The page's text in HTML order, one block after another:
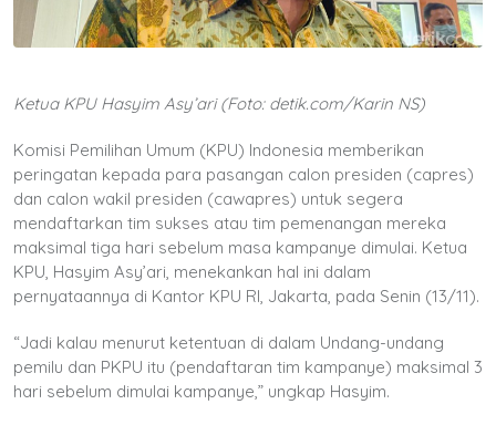
Ketua KPU Hasyim Asy’ari (Foto: detik.com/Karin NS)
Komisi Pemilihan Umum (KPU) Indonesia memberikan
peringatan kepada para pasangan calon presiden (capres)
dan calon wakil presiden (cawapres) untuk segera
mendaftarkan tim sukses atau tim pemenangan mereka
maksimal tiga hari sebelum masa kampanye dimulai. Ketua
KPU, Hasyim Asy’ari, menekankan hal ini dalam
pernyataannya di Kantor KPU RI, Jakarta, pada Senin (13/11).
“Jadi kalau menurut ketentuan di dalam Undang-undang
pemilu dan PKPU itu (pendaftaran tim kampanye) maksimal 3
hari sebelum dimulai kampanye,” ungkap Hasyim.